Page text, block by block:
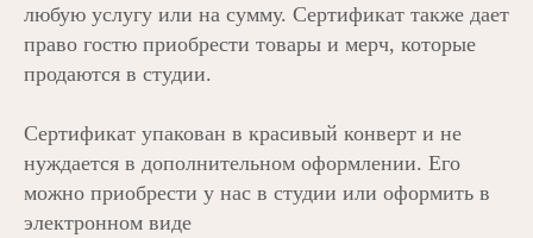
любую услугу или на сумму. Сертификат также дает
право гостю приобрести товары и мерч, которые
продаются в студии.
Сертификат упакован в красивый конверт и не
нуждается в дополнительном оформлении. Его
можно приобрести у нас в студии или оформить в
электронном виде